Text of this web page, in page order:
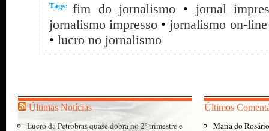
Tags: fim do jornalismo • jornal
jornalismo impresso • jornalismo on-line
• lucro no jornalismo
Últimas Notícias
Lucro da Petrobras quase dobra no 2º trimestre e
Últimos
Maria do